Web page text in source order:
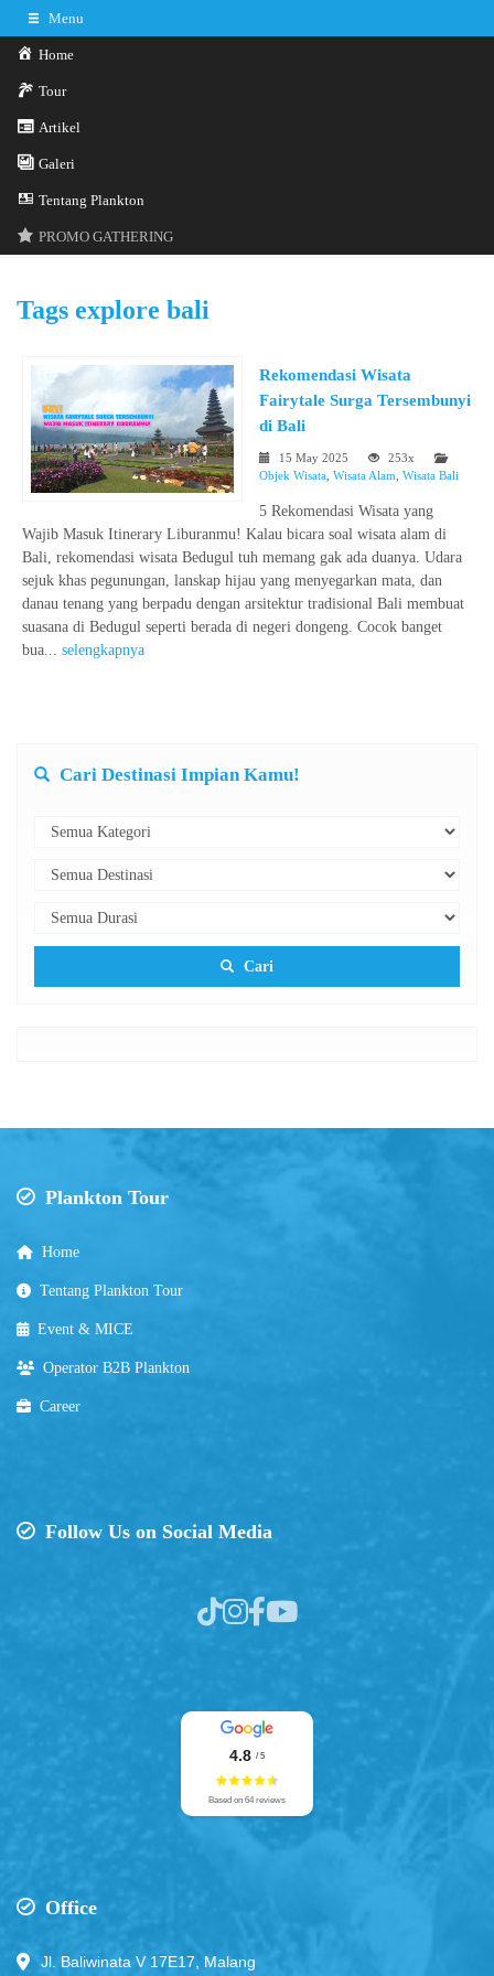
Menu
Home
Tour
Artikel
Galeri
Tentang Plankton
PROMO GATHERING
Tags explore bali
Rekomendasi Wisata
Fairytale Surga Tersembunyi
di Bali
15 May 2025
253x
Objek Wisata Wisata Alam Wisata Bali
5 Rekomendasi Wisata yang
Wajib Masuk Itinerary Liburanmu! Kalau bicara soal wisata alam di
Bali, rekomendasi wisata Bedugul tuh memang gak ada duanya. Udara
sejuk khas pegunungan, lanskap hijau yang menyegarkan mata, dan
danau tenang yang berpadu dengan arsitektur tradisional Bali membuat
suasana di Bedugul seperti berada di negeri dongeng. Cocok banget
bua... selengkapnya
Cari Destinasi Impian Kamu!
Cari
Plankton Tour
Home
Tentang Plankton Tour
Event & MICE
Operator B2B Plankton
Career
Follow Us on Social Media
4.8 / 5
Based on 64 reviews
Office
Jl. Baliwinata V 17E17, Malang